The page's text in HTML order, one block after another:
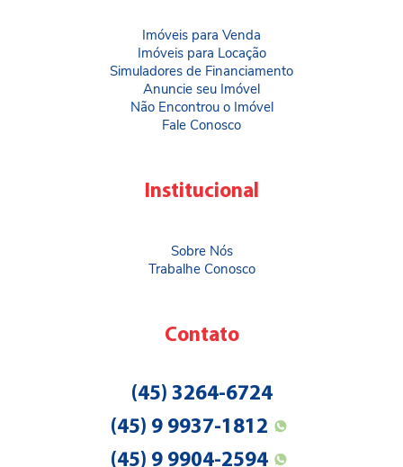
Imóveis para Venda
Imóveis para Locação
Simuladores de Financiamento
Anuncie seu Imóvel
Não Encontrou o Imóvel
Fale Conosco
Institucional
Sobre Nós
Trabalhe Conosco
Contato
(45) 3264-6724
(45) 9 9937-1812
(45) 9 9904-2594